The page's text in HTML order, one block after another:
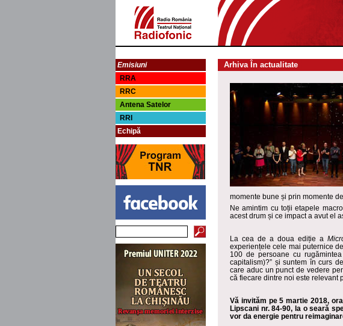
Emisiuni
RRA
RRC
Antena Satelor
RRI
Echipă
Arhiva În actualitate
momente bune și prin momente
Ne amintim cu toții etapele
acest drum și ce impact a avut el
La cea de a doua ediție a
experiențele cele mai puternice
100 de persoane cu
capitalism)?” și suntem în curs
care aduc un punct de vedere
că fiecare dintre noi este relevant
Vă invităm pe 5 martie 2018,
Lipscani nr. 84-90, la o seară
vor da energie pentru